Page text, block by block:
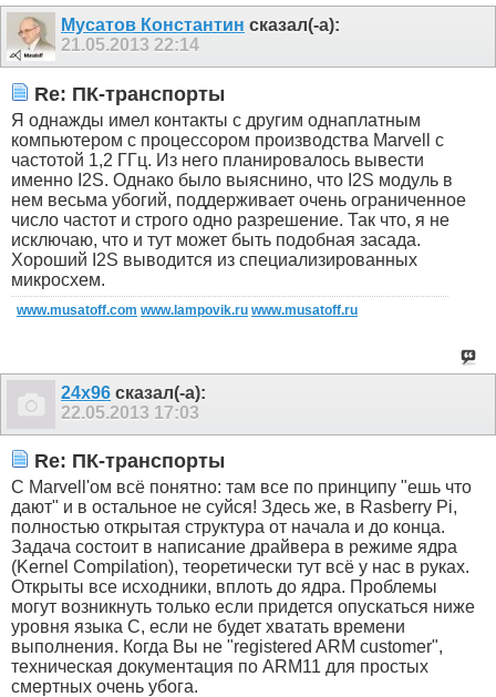
Мусатов Константин сказал(-а):
21.05.2013 22:14
Re: ПК-транспорты
Я однажды имел контакты с другим однаплатным
компьютером с процессором производства Marvell с
частотой 1,2 ГГц. Из него планировалось вывести
именно I2S. Однако было выяснино, что I2S модуль в
нем весьма убогий, поддерживает очень ограниченное
число частот и строго одно разрешение. Так что, я не
исключаю, что и тут может быть подобная засада.
Хороший I2S выводится из специализированных
микросхем.
www.musatoff.com www.lampovik.ru www.musatoff.ru
24x96 сказал(-а):
22.05.2013 17:03
Re: ПК-транспорты
С Marvell'ом всё понятно: там все по принципу "ешь что
дают" и в остальное не суйся! Здесь же, в Rasberry Pi,
полностью открытая структура от начала и до конца.
Задача состоит в написание драйвера в режиме ядра
(Kernel Compilation), теоретически тут всё у нас в руках.
Открыты все исходники, вплоть до ядра. Проблемы
могут возникнуть только если придется опускаться ниже
уровня языка С, если не будет хватать времени
выполнения. Когда Вы не "registered ARM customer",
техническая документация по ARM11 для простых
смертных очень убога.